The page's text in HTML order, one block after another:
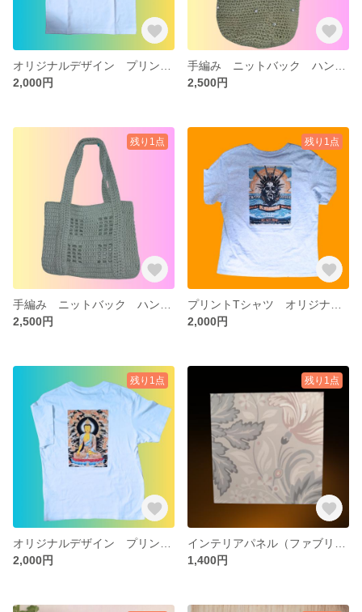
2,000円
2,500円
残り1点
2,500円
残り1点
2,000円
残り1点
2,000円
残り1点
1,400円